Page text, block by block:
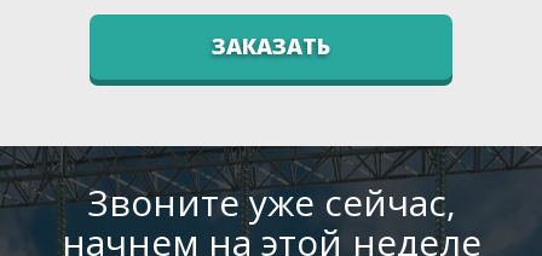
ЗАКАЗАТЬ
Звоните уже сейчас,
начнем на этой неделе